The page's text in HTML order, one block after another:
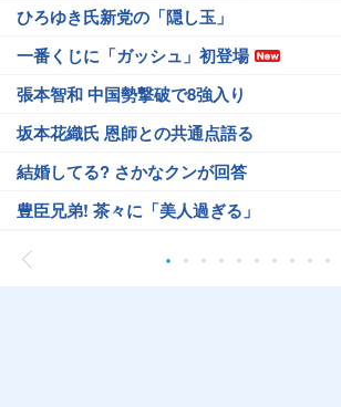
ひろゆき氏新党の「隠し玉」
一番くじに「ガッシュ」初登場
張本智和 中国勢撃破で8強入り
坂本花織氏 恩師との共通点語る
結婚してる? さかなクンが回答
豊臣兄弟! 茶々に「美人過ぎる」